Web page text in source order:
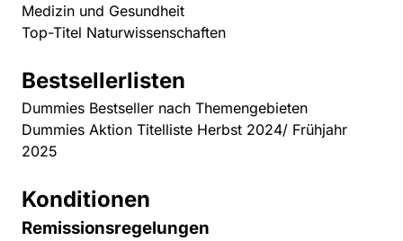
Medizin und Gesundheit
Top-Titel Naturwissenschaften
Bestsellerlisten
Dummies Bestseller nach Themengebieten
Dummies Aktion Titelliste Herbst 2024/ Frühjahr
2025
Konditionen
Remissionsregelungen